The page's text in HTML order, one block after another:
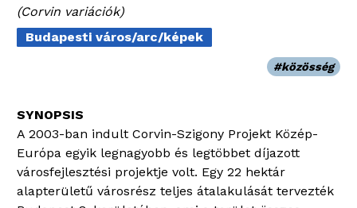
Corvin variációk
Budapesti város/arc/képek
közösség
A 2003-ban indult Corvin-Szigony Projekt Közép-
Európa egyik legnagyobb és legtöbbet díjazott
városfejlesztési projektje volt. Egy 22 hektár
alapterületű városrész teljes átalakulását tervezték